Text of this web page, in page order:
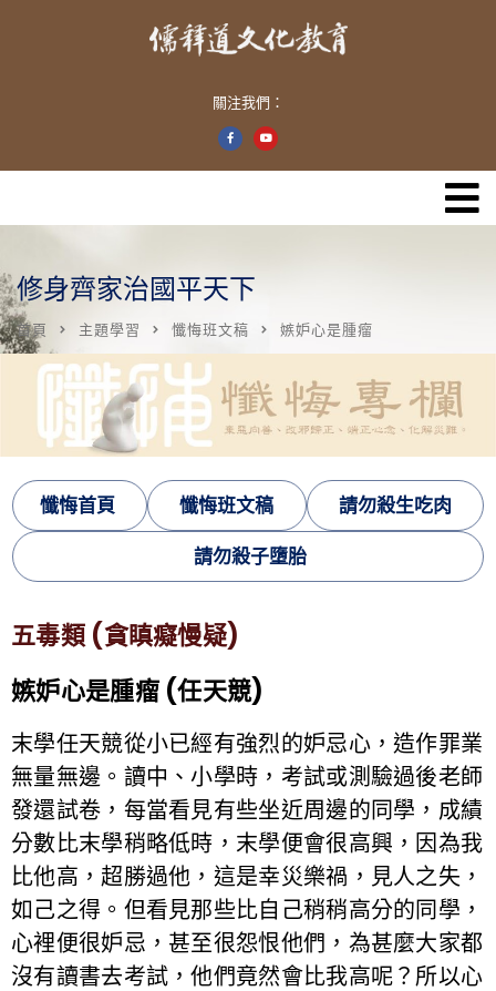
關注我們：
修身齊家治國平天下
首頁 主題學習 懺悔班文稿 嫉妒心是腫瘤
懺悔首頁 懺悔班文稿 請勿殺生吃肉
請勿殺子墮胎
五毒類 (貪瞋癡慢疑)
嫉妒心是腫瘤 (任天競)
末學任天競從小已經有強烈的妒忌心，造作罪業
無量無邊。讀中、小學時，考試或測驗過後老師
發還試卷，每當看見有些坐近周邊的同學，成績
分數比末學稍略低時，末學便會很高興，因為我
比他高，超勝過他，這是幸災樂禍，見人之失，
如己之得。但看見那些比自己稍稍高分的同學，
心裡便很妒忌，甚至很怨恨他們，為甚麼大家都
沒有讀書去考試，他們竟然會比我高呢？所以心